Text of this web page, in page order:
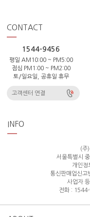
CONTACT
1544-9456
평일 AM10:00 ~ PM5:00
점심 PM1:00 ~ PM2:00
토/일요일, 공휴일 휴무
고객센터 연결
INFO
(주
서울특별시
개인정
통신판매업신
사업자
전화 :